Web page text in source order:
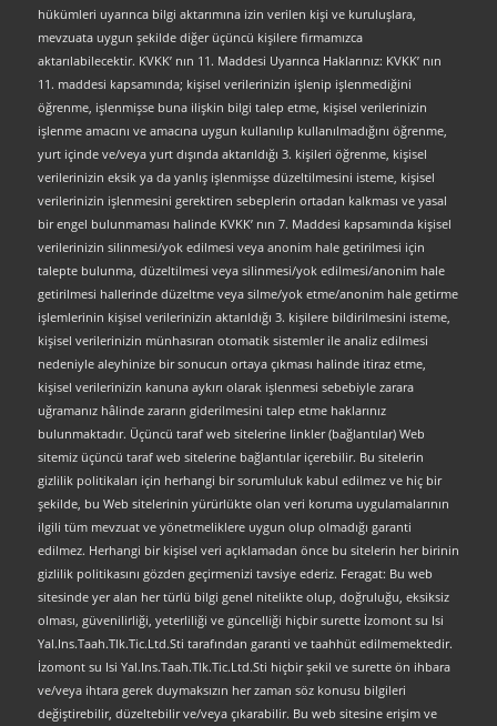
hükümleri uyarınca bilgi aktarımına izin verilen kişi ve kuruluşlara,
mevzuata uygun şekilde diğer üçüncü kişilere firmamızca
aktarılabilecektir. KVKK’ nın 11. Maddesi Uyarınca Haklarınız: KVKK’ nın
11. maddesi kapsamında; kişisel verilerinizin işlenip işlenmediğini
öğrenme, işlenmişse buna ilişkin bilgi talep etme, kişisel verilerinizin
işlenme amacını ve amacına uygun kullanılıp kullanılmadığını öğrenme,
yurt içinde ve/veya yurt dışında aktarıldığı 3. kişileri öğrenme, kişisel
verilerinizin eksik ya da yanlış işlenmişse düzeltilmesini isteme, kişisel
verilerinizin işlenmesini gerektiren sebeplerin ortadan kalkması ve yasal
bir engel bulunmaması halinde KVKK’ nın 7. Maddesi kapsamında kişisel
verilerinizin silinmesi/yok edilmesi veya anonim hale getirilmesi için
talepte bulunma, düzeltilmesi veya silinmesi/yok edilmesi/anonim hale
getirilmesi hallerinde düzeltme veya silme/yok etme/anonim hale getirme
işlemlerinin kişisel verilerinizin aktarıldığı 3. kişilere bildirilmesini isteme,
kişisel verilerinizin münhasıran otomatik sistemler ile analiz edilmesi
nedeniyle aleyhinize bir sonucun ortaya çıkması halinde itiraz etme,
kişisel verilerinizin kanuna aykırı olarak işlenmesi sebebiyle zarara
uğramanız hâlinde zararın giderilmesini talep etme haklarınız
bulunmaktadır. Üçüncü taraf web sitelerine linkler (bağlantılar) Web
sitemiz üçüncü taraf web sitelerine bağlantılar içerebilir. Bu sitelerin
gizlilik politikaları için herhangi bir sorumluluk kabul edilmez ve hiç bir
şekilde, bu Web sitelerinin yürürlükte olan veri koruma uygulamalarının
ilgili tüm mevzuat ve yönetmeliklere uygun olup olmadığı garanti
edilmez. Herhangi bir kişisel veri açıklamadan önce bu sitelerin her birinin
gizlilik politikasını gözden geçirmenizi tavsiye ederiz. Feragat: Bu web
sitesinde yer alan her türlü bilgi genel nitelikte olup, doğruluğu, eksiksiz
olması, güvenilirliği, yeterliliği ve güncelliği hiçbir surette İzomont su Isi
Yal.Ins.Taah.Tlk.Tic.Ltd.Sti tarafından garanti ve taahhüt edilmemektedir.
İzomont su Isi Yal.Ins.Taah.Tlk.Tic.Ltd.Sti hiçbir şekil ve surette ön ihbara
ve/veya ihtara gerek duymaksızın her zaman söz konusu bilgileri
değiştirebilir, düzeltebilir ve/veya çıkarabilir. Bu web sitesine erişim ve